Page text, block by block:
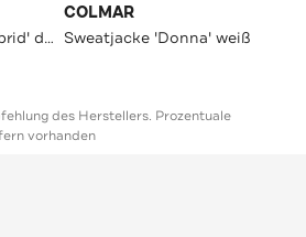
Fleecejacke 'Agner Hybrid' dunkelblau
COLMAR
Sweatjacke 'Donna' weiß
des Herstellers. Prozentuale
vorhanden